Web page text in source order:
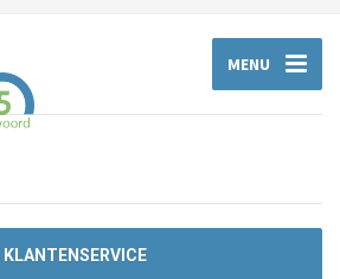
MENU
KLANTENSERVICE